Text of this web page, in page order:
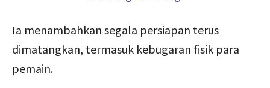
Ia menambahkan segala persiapan terus
dimatangkan, termasuk kebugaran fisik para
pemain.